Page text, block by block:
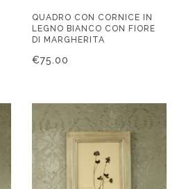
QUADRO CON CORNICE IN
LEGNO BIANCO CON FIORE
DI MARGHERITA
€75.00